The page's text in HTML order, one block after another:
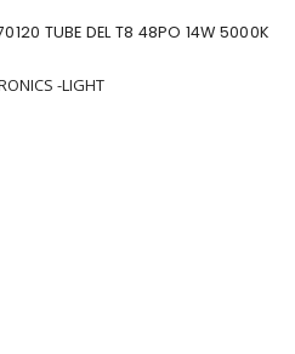
TUBE DEL T8 48PO 14W 5000K
-LIGHT